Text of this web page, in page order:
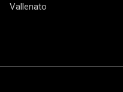
Vallenato